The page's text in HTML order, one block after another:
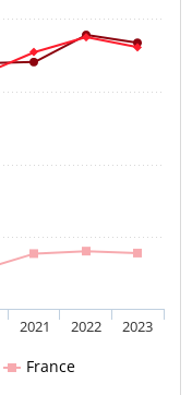
France
2021 2022 2023